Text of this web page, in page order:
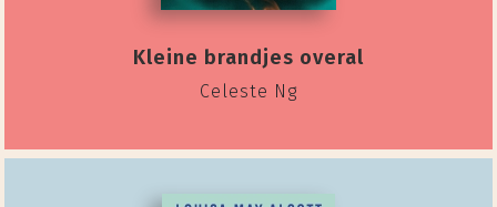
Kleine brandjes overal
Celeste Ng